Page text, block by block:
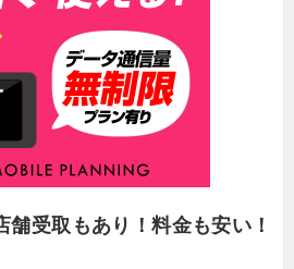
舗受取もあり！料金も安い！